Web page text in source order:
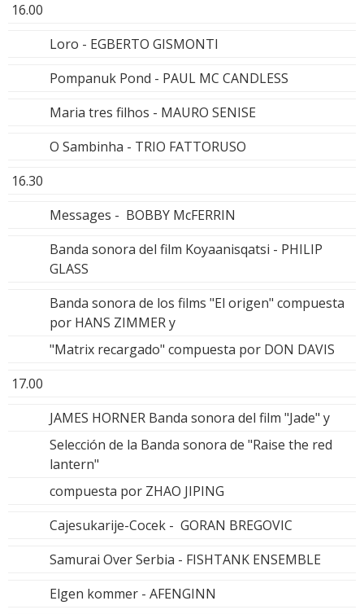
16.00
Loro - EGBERTO GISMONTI
Pompanuk Pond - PAUL MC CANDLESS
Maria tres filhos - MAURO SENISE
O Sambinha - TRIO FATTORUSO
16.30
Messages - BOBBY McFERRIN
Banda sonora del film Koyaanisqatsi - PHILIP
GLASS
Banda sonora de los films "El origen" compuesta
por HANS ZIMMER y
"Matrix recargado" compuesta por DON DAVIS
17.00
JAMES HORNER Banda sonora del film "Jade" y
Selección de la Banda sonora de "Raise the red
lantern"
compuesta por ZHAO JIPING
Cajesukarije-Cocek - GORAN BREGOVIC
Samurai Over Serbia - FISHTANK ENSEMBLE
Elgen kommer - AFENGINN